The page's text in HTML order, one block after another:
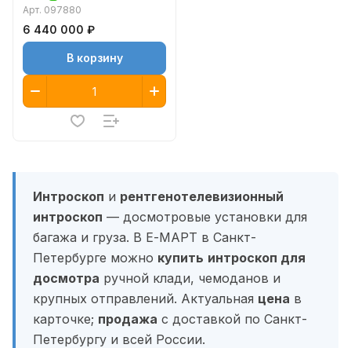
Арт. 097880
6 440 000 ₽
В корзину
Интроскоп и рентгенотелевизионный
интроскоп — досмотровые установки для
багажа и груза. В Е-МАРТ в Санкт-
Петербурге можно купить интроскоп для
досмотра ручной клади, чемоданов и
крупных отправлений. Актуальная цена в
карточке; продажа с доставкой по Санкт-
Петербургу и всей России.